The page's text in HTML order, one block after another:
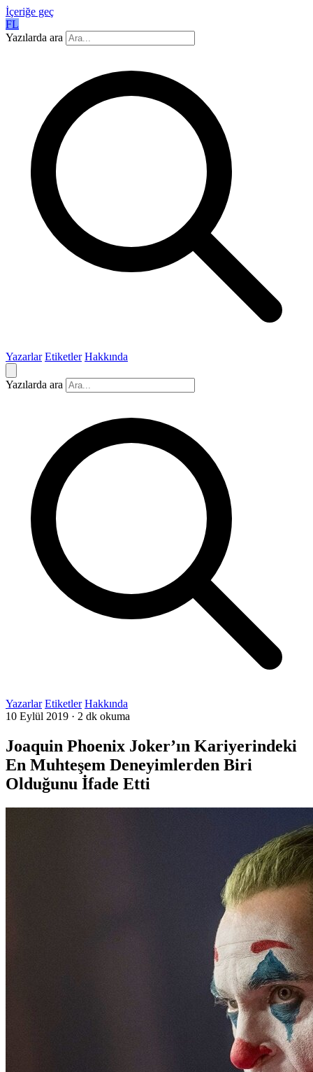
İçeriğe geç
FL
Yazılarda ara
Yazarlar Etiketler Hakkında
Yazılarda ara
Yazarlar Etiketler Hakkında
10 Eylül 2019 · 2 dk okuma
Joaquin Phoenix Joker’ın Kariyerindeki
En Muhteşem Deneyimlerden Biri
Olduğunu İfade Etti